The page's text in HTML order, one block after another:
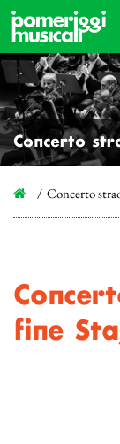
Concerto
Concerto
fine